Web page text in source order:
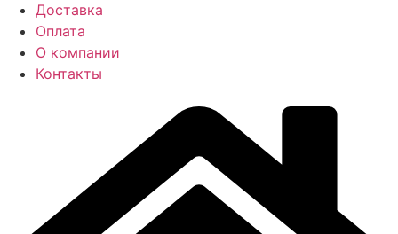
Доставка
Оплата
О компании
Контакты